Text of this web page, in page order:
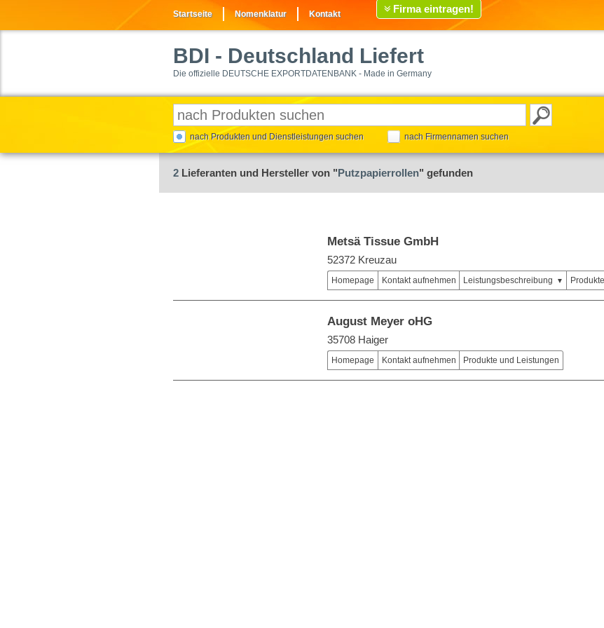
Startseite Nomenklatur Kontakt Firma eintragen!
BDI - Deutschland Liefert
Die offizielle DEUTSCHE EXPORTDATENBANK - Made in Germany
nach Produkten und Dienstleistungen suchen nach Firmennamen suchen
2 Lieferanten und Hersteller von "Putzpapierrollen" gefunden
Metsä Tissue GmbH
52372 Kreuzau
Homepage Kontakt aufnehmen Leistungsbeschreibung
August Meyer oHG
35708 Haiger
Homepage Kontakt aufnehmen Produkte und Leistungen